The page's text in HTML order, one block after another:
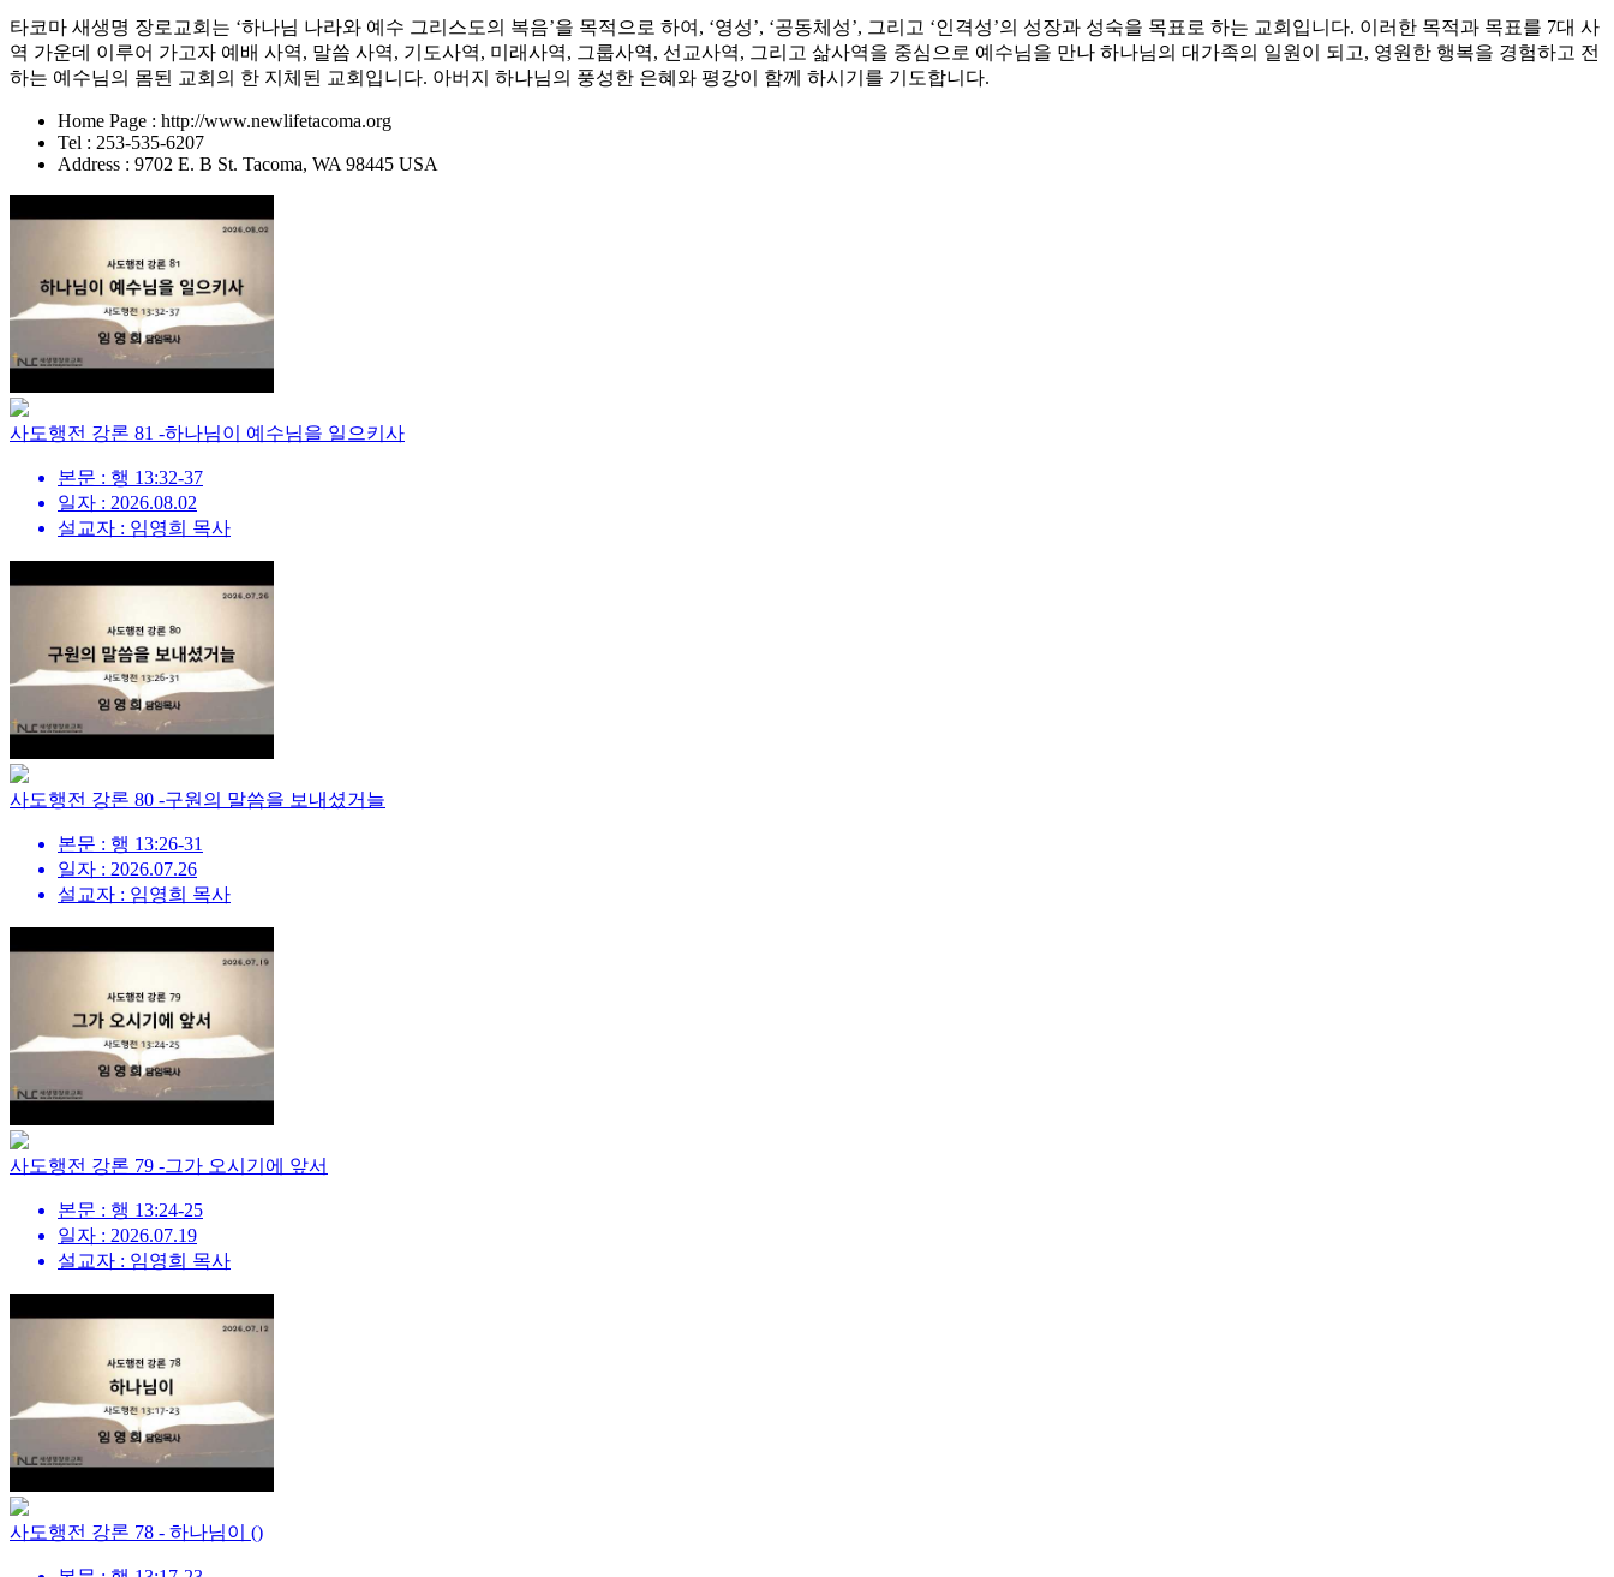
타코마 새생명 장로교회는 ‘하나님 나라와 예수 그리스도의 복음’을 목적으로 하여, ‘영성’, ‘공동체성’, 그리고 ‘인격성’의 성장과 성숙을 목표로 하는 교회입니다. 이러한 목적과 목표를 7대 사
역 가운데 이루어 가고자 예배 사역, 말씀 사역, 기도사역, 미래사역, 그룹사역, 선교사역, 그리고 삶사역을 중심으로 예수님을 만나 하나님의 대가족의 일원이 되고, 영원한 행복을 경험하고 전
하는 예수님의 몸된 교회의 한 지체된 교회입니다. 아버지 하나님의 풍성한 은혜와 평강이 함께 하시기를 기도합니다.
Home Page : http://www.newlifetacoma.org
Tel : 253-535-6207
Address : 9702 E. B St. Tacoma, WA 98445 USA
사도행전 강론 81 -하나님이 예수님을 일으키사
본문 : 행 13:32-37
일자 : 2026.08.02
설교자 : 임영희 목사
사도행전 강론 80 -구원의 말씀을 보내셨거늘
본문 : 행 13:26-31
일자 : 2026.07.26
설교자 : 임영희 목사
사도행전 강론 79 -그가 오시기에 앞서
본문 : 행 13:24-25
일자 : 2026.07.19
설교자 : 임영희 목사
사도행전 강론 78 - 하나님이 ()